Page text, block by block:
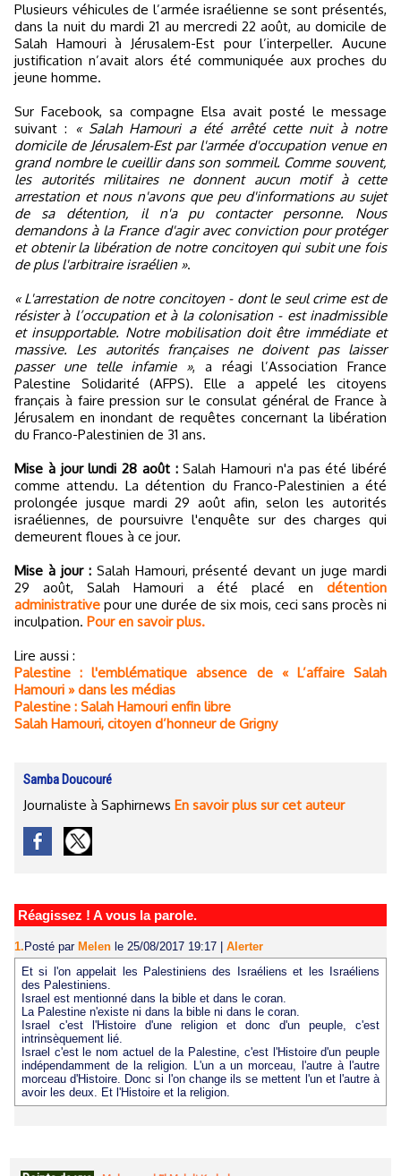
Plusieurs véhicules de l’armée israélienne se sont présentés,
dans la nuit du mardi 21 au mercredi 22 août, au domicile de
Salah Hamouri à Jérusalem-Est pour l’interpeller. Aucune
justification n’avait alors été communiquée aux proches du
jeune homme.
Sur Facebook, sa compagne Elsa avait posté le message
suivant :
« Salah Hamouri a été arrêté cette nuit à notre
domicile de Jérusalem-Est par l'armée d'occupation venue en
grand nombre le cueillir dans son sommeil. Comme souvent,
les autorités militaires ne donnent aucun motif à cette
arrestation et nous n'avons que peu d'informations au sujet
de sa détention, il n'a pu contacter personne. Nous
demandons à la France d'agir avec conviction pour protéger
et obtenir la libération de notre concitoyen qui subit une fois
de plus l'arbitraire israélien ».
« L'arrestation de notre concitoyen - dont le seul crime est de
résister à l’occupation et à la colonisation - est inadmissible
et insupportable. Notre mobilisation doit être immédiate et
massive. Les autorités françaises ne doivent pas laisser
passer une telle infamie », a réagi l’Association France
Palestine Solidarité (AFPS). Elle a appelé les citoyens
français à faire pression sur le consulat général de France à
Jérusalem en inondant de requêtes concernant la libération
du Franco-Palestinien de 31 ans.
Mise à jour lundi 28 août :Salah Hamouri n'a pas été libéré
comme attendu. La détention du Franco-Palestinien a été
prolongée jusque mardi 29 août afin, selon les autorités
israéliennes, de poursuivre l'enquête sur des charges qui
demeurent floues à ce jour.
Mise à jour :Salah Hamouri, présenté devant un juge mardi
29 août, Salah Hamouri a été placé en détention
administrative pour une durée de six mois, ceci sans procès ni
inculpation. Pour en savoir plus.
Lire aussi :
Palestine : l'emblématique absence de « L’affaire Salah
Hamouri » dans les médias
Palestine : Salah Hamouri enfin libre
Salah Hamouri, citoyen d’honneur de Grigny
Samba Doucouré
Journaliste à Saphirnews En savoir plus sur cet auteur
Réagissez ! A vous la parole.
1. Posté par Melen le 25/08/2017 19:17
Alerter
Et si l'on appelait les Palestiniens des Israéliens et les Israéliens
des Palestiniens.
Israel est mentionné dans la bible et dans le coran.
La Palestine n'existe ni dans la bible ni dans le coran.
Israel c'est l'Histoire d'une religion et donc d'un peuple, c'est
intrinsèquement lié.
Israel c'est le nom actuel de la Palestine, c'est l'Histoire d'un peuple
indépendamment de la religion. L'un a un morceau, l'autre à l'autre
morceau d'Histoire. Donc si l'on change ils se mettent l'un et l'autre à
avoir les deux. Et l'Histoire et la religion.